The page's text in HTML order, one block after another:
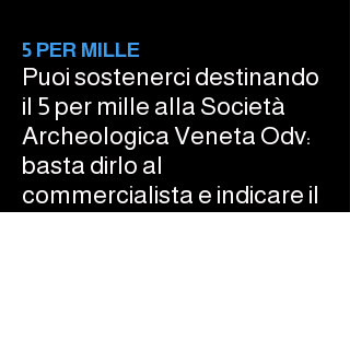
5 PER MILLE
Puoi sostenerci destinando
il 5 per mille alla Società
Archeologica Veneta Odv:
basta dirlo al
commercialista e indicare il